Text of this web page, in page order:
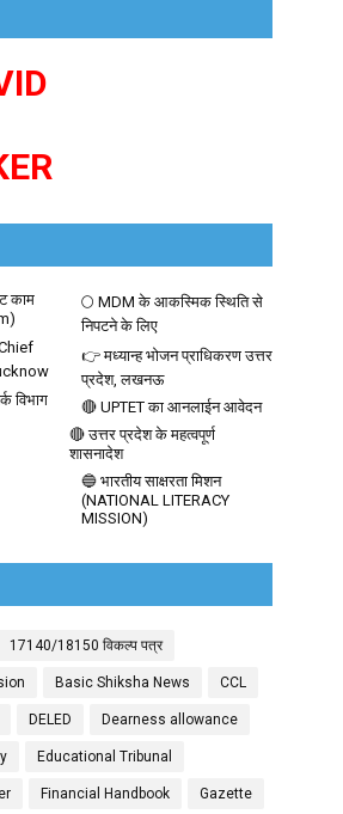
काम
🌕 MDM के आकस्मिक स्थिति से
निपटने के लिए
👉 मध्यान्ह भोजन प्राधिकरण उत्तर
प्रदेश, लखनऊ
विभाग
🔴 UPTET का आनलाईन आवेदन
🔴 उत्तर प्रदेश के महत्वपूर्ण
शासनादेश
🔵 भारतीय साक्षरता मिशन
(NATIONAL LITERACY
MISSION)
17140/18150 विकल्प पत्र
Basic Shiksha News CCL
DELED Dearness allowance
Educational Tribunal
Financial Handbook Gazette